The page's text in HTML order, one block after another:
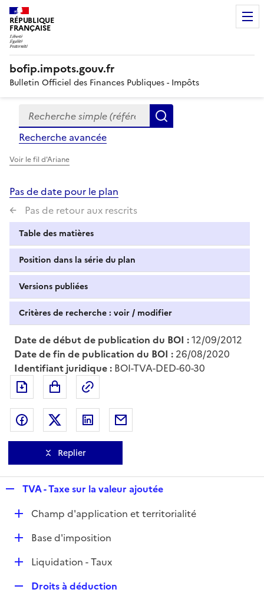
RÉPUBLIQUE
FRANÇAISE
bofip.impots.gouv.fr
Bulletin Officiel des Finances Publiques - Impôts
Formulaire
de
recherche
Recherche simple (références, mots clés, partie du
Recherche avancée
Voir le fil d'Ariane
Pas de date pour le plan
Pas de retour aux rescrits
Table des matières
Position dans la série du plan
Versions publiées
Critères de recherche : voir / modifier
Date de début de publication du BOI :12/09/2012
Date de fin de publication du BOI : 26/08/2020
Identifiant juridique : BOI-TVA-DED-60-30
Exporter le document au format pdf
Partager sur Facebook
Partager sur Twitter
Partager sur LinkedIn
Replier
p
l
i
e
TVA - Taxe sur la valeur ajoutée
DChamp d'application et territorialité
DBase d'imposition
DLiquidation - Taux
Droits à déduction